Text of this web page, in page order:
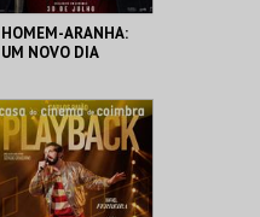
HOMEM-ARANHA:
UM NOVO DIA
CINEMAS CINEMAX
PENAFIEL
MAIS INFO